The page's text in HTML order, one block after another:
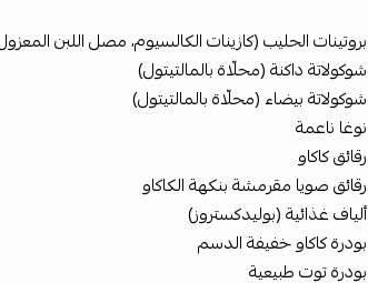
بروتينات الحليب (كازينات الكالسيوم، مصل اللبن
شوكولاتة داكنة (محلّاة بالمالتيتول)
شوكولاتة بيضاء (محلّاة بالمالتيتول)
نوغا ناعمة
رقائق كاكاو
رقائق صويا مقرمشة بنكهة الكاكاو
ألياف غذائية (بوليدكستروز)
بودرة كاكاو خفيفة الدسم
بودرة توت طبيعية